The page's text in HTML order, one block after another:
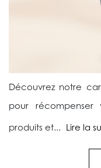
Découvrez notre
pour
produits et... Lire la